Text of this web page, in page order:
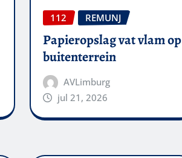
112 REMUNJ
Papieropslag vat vlam op
buitenterrein
AVLimburg
jul 21, 2026